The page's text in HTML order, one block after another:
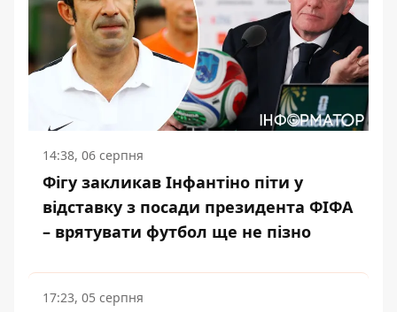
14:38, 06 серпня
Фігу закликав Інфантіно піти у
відставку з посади президента ФІФА
– врятувати футбол ще не пізно
17:23, 05 серпня